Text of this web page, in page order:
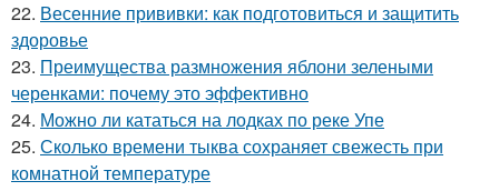
22. Весенние прививки: как подготовиться и защитить
здоровье
23. Преимущества размножения яблони зелеными
черенками: почему это эффективно
24. Можно ли кататься на лодках по реке Упе
25. Сколько времени тыква сохраняет свежесть при
комнатной температуре